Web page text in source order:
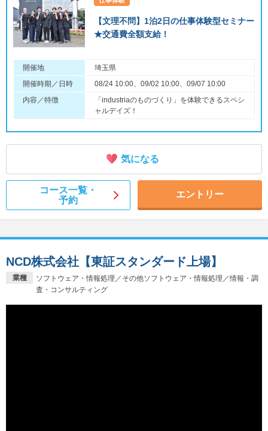
【文理不問】1泊2日の仕事体験型セミナー
★交通費全額支給！
開催地
埼玉県
開催時期／日時
08/24 10:00、09/02 10:00、09/07 10:00
内容／特徴
「industriaのものづくり」を体験できるスペシ
ャルデイズ！
気になる
コース一覧・
予約
エントリー
業種
ソフトウェア・情報処理／その他ソフトウェア・情報処理／情報・調
査・コンサルティング
NCD株式会社【東証スタンダード上場】